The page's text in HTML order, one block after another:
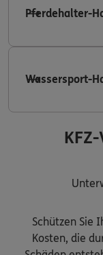
Pferdehalter-
Wassersport-
KFZ-
Schützen Sie
Kosten, die